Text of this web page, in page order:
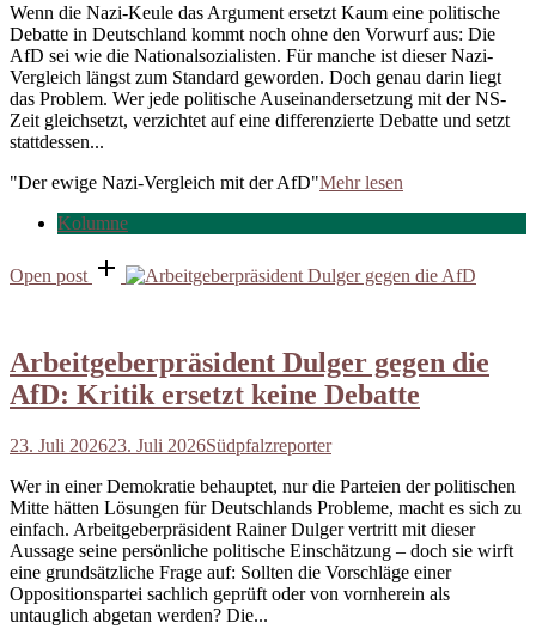
Wenn die Nazi-Keule das Argument ersetzt Kaum eine politische
Debatte in Deutschland kommt noch ohne den Vorwurf aus: Die
AfD sei wie die Nationalsozialisten. Für manche ist dieser Nazi-
Vergleich längst zum Standard geworden. Doch genau darin liegt
das Problem. Wer jede politische Auseinandersetzung mit der NS-
Zeit gleichsetzt, verzichtet auf eine differenzierte Debatte und setzt
stattdessen...
"Der ewige Nazi-Vergleich mit der AfD"Mehr lesen
Kolumne
Open post
Arbeitgeberpräsident Dulger gegen die
AfD: Kritik ersetzt keine Debatte
23. Juli 202623. Juli 2026Südpfalzreporter
Wer in einer Demokratie behauptet, nur die Parteien der politischen
Mitte hätten Lösungen für Deutschlands Probleme, macht es sich zu
einfach. Arbeitgeberpräsident Rainer Dulger vertritt mit dieser
Aussage seine persönliche politische Einschätzung – doch sie wirft
eine grundsätzliche Frage auf: Sollten die Vorschläge einer
Oppositionspartei sachlich geprüft oder von vornherein als
untauglich abgetan werden? Die...